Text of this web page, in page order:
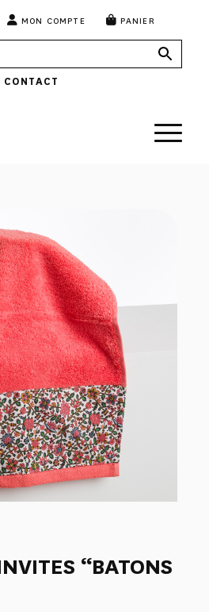
MON COMPTE PANIER
CONTACT
“BATONS